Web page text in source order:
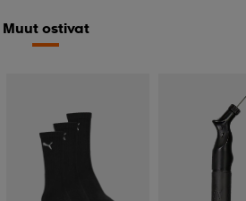
Muut ostivat